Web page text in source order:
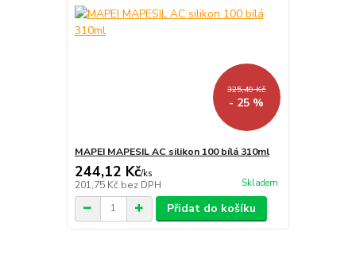
325,49 Kč
- 25 %
MAPEI MAPESIL AC silikon 100 bílá 310ml
244,12 Kč/ks
201,75 Kč bez DPH Skladem
Přidat do košíku